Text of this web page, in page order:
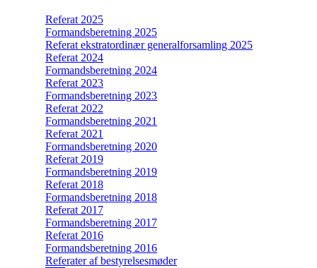
Referat 2025
Formandsberetning 2025
Referat ekstratordinær generalforsamling 2025
Referat 2024
Formandsberetning 2024
Referat 2023
Formandsberetning 2023
Referat 2022
Formandsberetning 2021
Referat 2021
Formandsberetning 2020
Referat 2019
Formandsberetning 2019
Referat 2018
Formandsberetning 2018
Referat 2017
Formandsberetning 2017
Referat 2016
Formandsberetning 2016
Referater af bestyrelsesmøder